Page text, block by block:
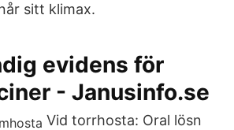
sitt klimax.
evidens för
- Janusinfo.se
Vid torrhosta: Oral lösn